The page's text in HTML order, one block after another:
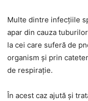
Multe dintre infecțiile
apar din cauza
la cei care suferă de
organism și prin
de respirație.
În acest caz ajută și